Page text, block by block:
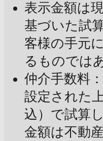
表示金額は
基づいた試
客様の手元
るものでは
仲介手数料
設定された
込）で試算
金額は不動